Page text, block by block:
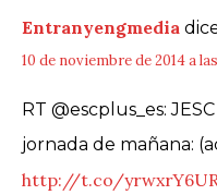
Entranyengmedia
10 de noviembre de 2014 a las
RT @escplus_es:
jornada de mañana:
http://t.co/